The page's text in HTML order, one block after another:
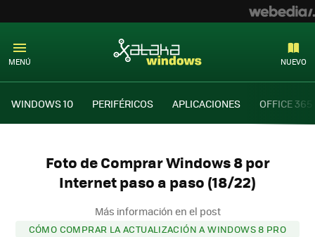
MENÚ NUEVO
WINDOWS 10 PERIFÉRICOS APLICACIONES OFFICE 365
Foto de Comprar Windows 8 por
Internet paso a paso (18/22)
Más información en el post
CÓMO COMPRAR LA ACTUALIZACIÓN A WINDOWS 8 PRO